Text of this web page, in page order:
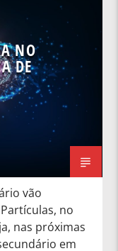
NO
DE
vão
no
nas próximas
em